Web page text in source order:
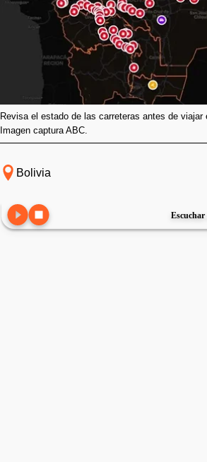
Revisa el estado de las carreteras antes de viajar
Imagen captura ABC.
Bolivia
Escuchar